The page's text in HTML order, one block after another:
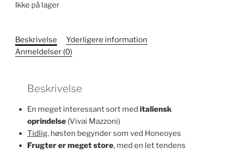
Ikke på lager
Beskrivelse
Yderligere information
Anmeldelser (0)
Beskrivelse
En meget interessant sort med italiensk
oprindelse (Vivai Mazzoni)
Tidlig, høsten begynder som ved Honeoyes
Frugter er meget store, med en let tendens